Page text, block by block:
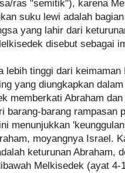
ras "semitik"), karena
suku lewi adalah
yang lahir dari
disebut sebagai
lebih tinggi dari keimaman
yang diungkapkan
memberkati Abraham
barang-barang rampasan
menunjukkan
moyangnya Israel.
keturunan Abraham,
Melkisedek (ayat 4-